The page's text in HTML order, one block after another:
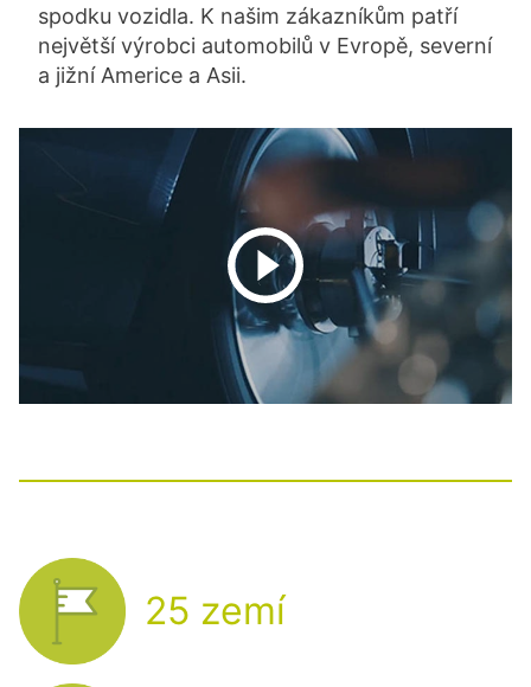
spodku vozidla. K našim zákazníkům patří
největší výrobci automobilů v Evropě, severní
a jižní Americe a Asii.
25 zemí